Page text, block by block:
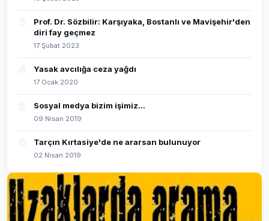
Prof. Dr. Sözbilir: Karşıyaka, Bostanlı ve Mavişehir'den
diri fay geçmez
17 Şubat 2023
Yasak avcılığa ceza yağdı
17 Ocak 2020
Sosyal medya bizim işimiz...
09 Nisan 2019
Tarçın Kırtasiye'de ne ararsan bulunuyor
02 Nisan 2019